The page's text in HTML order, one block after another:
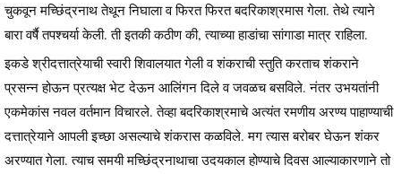
चुकवून मच्छिंद्रनाथ तेथून निघाला व फिरत फिरत बदरिकाश्रमास गेला. तेथे त्याने
बारा वर्षै तपश्चर्या केली. ती इतकी कठीण की, त्याच्या हाडांचा सांगाडा मात्र राहिला.
इकडे श्रीदत्तात्रेयाची स्वारी शिवालयात गेली व शंकराची स्तुति करताच शंकराने
प्रसन्न होऊन प्रत्यक्ष भेट देऊन आलिंगन दिले व जवळच बसविले. नंतर उभयतांनी
एकमेकांस नवल वर्तमान विचारले. तेव्हा बदरिकाश्रमाचे अत्यंत रमणीय अरण्य पाहाण्याची
दत्तात्रेयाने आपली इच्छा असल्याचे शंकरास कळविले. मग त्यास बरोबर घेऊन शंकर
अरण्यात गेला. त्याच समयी मच्छिंद्रनाथाचा उदयकाल होण्याचे दिवस आल्याकारणाने तो